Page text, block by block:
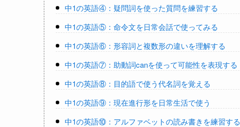
中1の英語④：疑問詞を使った質問を練習する
中1の英語⑤：命令文を日常会話で使ってみる
中1の英語⑥：形容詞と複数形の違いを理解する
中1の英語⑦：助動詞canを使って可能性を表現する
中1の英語⑧：目的語で使う代名詞を覚える
中1の英語⑨：現在進行形を日常生活で使う
中1の英語⑩：アルファベットの読み書きを練習する